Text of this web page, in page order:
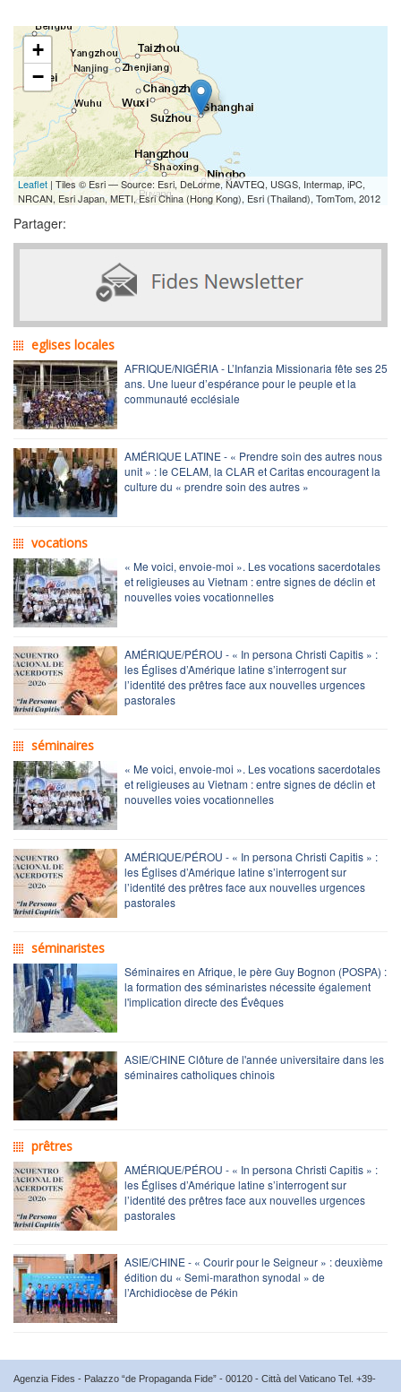
+
−
Leaflet | Tiles © Esri — Source: Esri, DeLorme, NAVTEQ, USGS, Intermap, iPC,
NRCAN, Esri Japan, METI, Esri China (Hong Kong), Esri (Thailand), TomTom, 2012
Partager:
eglises locales
AFRIQUE/NIGÉRIA - L’Infanzia Missionaria fête ses 25
ans. Une lueur d’espérance pour le peuple et la
communauté ecclésiale
AMÉRIQUE LATINE - « Prendre soin des autres nous
unit » : le CELAM, la CLAR et Caritas encouragent la
culture du « prendre soin des autres »
vocations
« Me voici, envoie-moi ». Les vocations sacerdotales
et religieuses au Vietnam : entre signes de déclin et
nouvelles voies vocationnelles
AMÉRIQUE/PÉROU - « In persona Christi Capitis » :
les Églises d’Amérique latine s’interrogent sur
l’identité des prêtres face aux nouvelles urgences
pastorales
séminaires
« Me voici, envoie-moi ». Les vocations sacerdotales
et religieuses au Vietnam : entre signes de déclin et
nouvelles voies vocationnelles
AMÉRIQUE/PÉROU - « In persona Christi Capitis » :
les Églises d’Amérique latine s’interrogent sur
l’identité des prêtres face aux nouvelles urgences
pastorales
séminaristes
Séminaires en Afrique, le père Guy Bognon (POSPA) :
la formation des séminaristes nécessite également
l'implication directe des Évêques
ASIE/CHINE Clôture de l'année universitaire dans les
séminaires catholiques chinois
prêtres
AMÉRIQUE/PÉROU - « In persona Christi Capitis » :
les Églises d’Amérique latine s’interrogent sur
l’identité des prêtres face aux nouvelles urgences
pastorales
ASIE/CHINE - « Courir pour le Seigneur » : deuxième
édition du « Semi-marathon synodal » de
l’Archidiocèse de Pékin
Agenzia Fides - Palazzo “de Propaganda Fide” - 00120 - Città del Vaticano Tel. +39-